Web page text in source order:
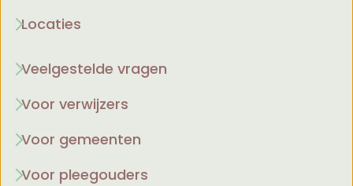
Locaties
Veelgestelde vragen
Voor verwijzers
Voor gemeenten
Voor pleegouders